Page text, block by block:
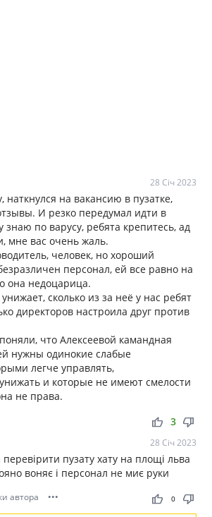
28 Січ 2023
наткнулся на вакансию в пузатке,
И резко передумал идти в
знаю по варусу, ребята крепитесь, ад
мне вас очень жаль.
человек, но хороший
персонал, ей все равно на
она недоцарица.
сколько из за неё у нас ребят
директоров настроила друг против
что Алексеевой камандная
нужны одинокие слабые
легче управлять,
и которые не имеют смелости
не права.
thumb_up thumb_down
3
28 Січ 2023
пузату хату на площі льва
воняє і персонал не миє руки
автора ••• thumb_up thumb_down
0